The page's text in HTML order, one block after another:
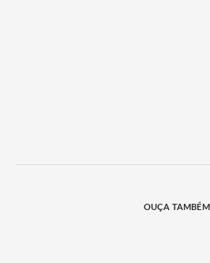
OUÇA TAMBÉM